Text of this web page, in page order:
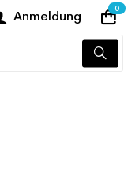
Anmeldung
0